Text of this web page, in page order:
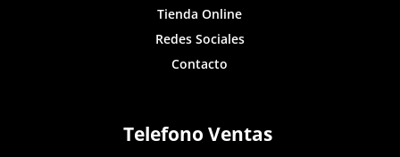
Tienda Online
Redes Sociales
Contacto
Telefono Ventas